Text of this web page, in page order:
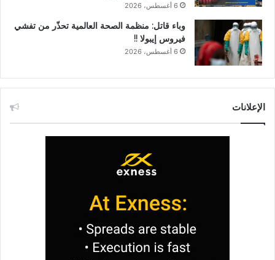
6 أغسطس، 2026
وباء قاتل: منظمة الصحة العالمية تحذّر من تفشي
فيروس إيبولا !!
6 أغسطس، 2026
الإعلانات